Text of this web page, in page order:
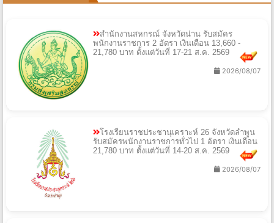
สำนักงานสหกรณ์ จังหวัดน่าน รับสมัคร
พนักงานราชการ 2 อัตรา เงินเดือน 13,660 -
21,780 บาท ตั้งแต่วันที่ 17-21 ส.ค. 2569
2026/08/07
โรงเรียนราชประชานุเคราะห์ 26 จังหวัดลำพูน
รับสมัครพนักงานราชการทั่วไป 1 อัตรา เงินเดือน
21,780 บาท ตั้งแต่วันที่ 14-20 ส.ค. 2569
2026/08/07